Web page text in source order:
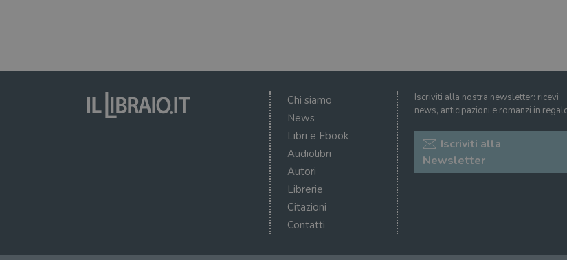
Chi siamo
News
Libri e Ebook
Audiolibri
Autori
Librerie
Citazioni
Contatti
Iscriviti alla nostra newsletter: ricevi
news, anticipazioni e romanzi in
Iscriviti alla
Newsletter
Dominio
wordpress_test_cookie
Inc.
Sessione
WordPress imposta questo cookie
cookie viene utilizzato per verificare
consentire o rifiutare i cookie.
wordpress_sec_[hash] .illibraio.it Sessione
Usato per gestire la sessione degli
wordpress_logged_in_[hash]
.illibraio.it Sessione
Usato per gestire la sessione degli
CookieScriptConsent
1 mese Memorizza lo stato del consenso ai
settimana
3 giorni